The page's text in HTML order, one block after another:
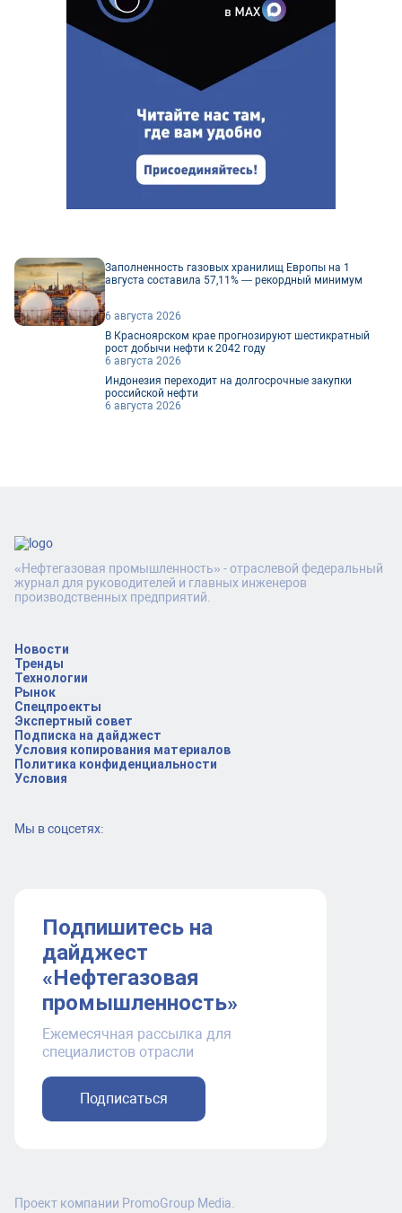
Заполненность газовых хранилищ Европы на 1
августа составила 57,11% — рекордный минимум
6 августа 2026
В Красноярском крае прогнозируют шестикратный
рост добычи нефти к 2042 году
6 августа 2026
Индонезия переходит на долгосрочные закупки
российской нефти
6 августа 2026
Новости
Тренды
Технологии
Рынок
Спецпроекты
Экспертный совет
Подписка на дайджест
Условия копирования материалов
Политика конфиденциальности
Условия
Мы в соцсетях:
Подпишитесь на
дайджест
«Нефтегазовая
промышленность»
Ежемесячная рассылка для
специалистов отрасли
Подписаться
«Нефтегазовая промышленность» - отраслевой федеральный
журнал для руководителей и главных инженеров
производственных предприятий.
Проект компании PromoGroup Media.